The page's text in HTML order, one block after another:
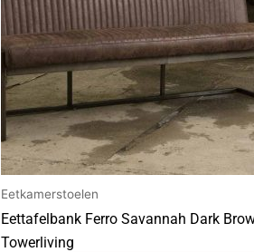
Eetkamerstoelen
Eettafelbank Ferro Savannah Dark
Towerliving